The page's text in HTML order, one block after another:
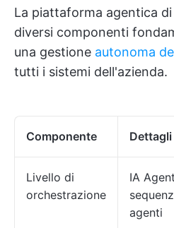
La piattaforma agentica
diversi componenti
una gestione autonoma
tutti i sistemi dell'azienda.
Componente Dettagli
Livello di
orchestrazione
IA
agenti